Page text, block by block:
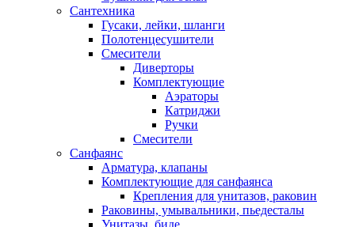
Сантехника
Гусаки, лейки, шланги
Полотенцесушители
Смесители
Диверторы
Комплектующие
Аэраторы
Катриджи
Ручки
Смесители
Санфаянс
Арматура, клапаны
Комплектующие для санфаянса
Крепления для унитазов, раковин
Раковины, умывальники, пьедесталы
Унитазы, биде